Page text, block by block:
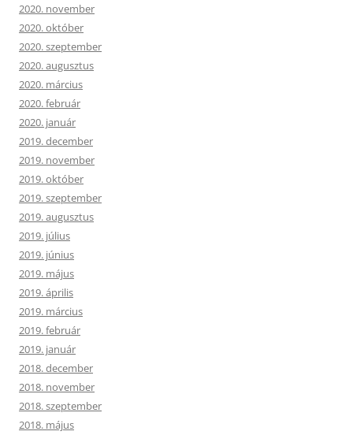
2020. november
2020. október
2020. szeptember
2020. augusztus
2020. március
2020. február
2020. január
2019. december
2019. november
2019. október
2019. szeptember
2019. augusztus
2019. július
2019. június
2019. május
2019. április
2019. március
2019. február
2019. január
2018. december
2018. november
2018. szeptember
2018. május